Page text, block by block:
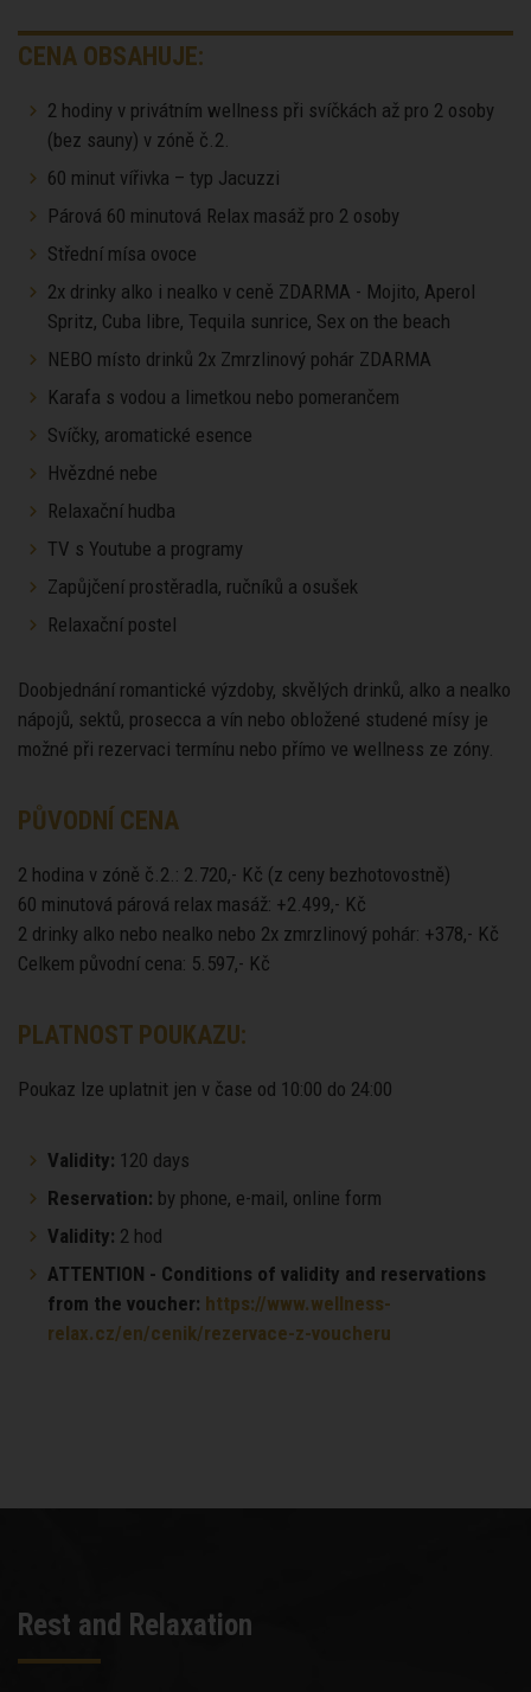
CENA OBSAHUJE:
2 hodiny v privátním wellness při svíčkách až pro 2 osoby
(bez sauny) v zóně č.2.
60 minut vířivka – typ Jacuzzi
Párová 60 minutová Relax masáž pro 2 osoby
Střední mísa ovoce
2x drinky alko i nealko v ceně ZDARMA - Mojito, Aperol
Spritz, Cuba libre, Tequila sunrice, Sex on the beach
NEBO místo drinků 2x Zmrzlinový pohár ZDARMA
Karafa s vodou a limetkou nebo pomerančem
Svíčky, aromatické esence
Hvězdné nebe
Relaxační hudba
TV s Youtube a programy
Zapůjčení prostěradla, ručníků a osušek
Relaxační postel
Doobjednání romantické výzdoby, skvělých drinků, alko a nealko
nápojů, sektů, prosecca a vín nebo obložené studené mísy je
možné při rezervaci termínu nebo přímo ve wellness ze zóny.
PŮVODNÍ CENA
2 hodina v zóně č.2.: 2.720,- Kč (z ceny bezhotovostně)
60 minutová párová relax masáž: +2.499,- Kč
2 drinky alko nebo nealko nebo 2x zmrzlinový pohár: +378,- Kč
Celkem původní cena: 5.597,- Kč
PLATNOST POUKAZU:
Poukaz lze uplatnit jen v čase od 10:00 do 24:00
Validity: 120 days
Reservation: by phone, e-mail, online form
Validity: 2 hod
ATTENTION - Conditions of validity and reservations
from the voucher: https://www.wellness-
relax.cz/en/cenik/rezervace-z-voucheru
Rest and Relaxation